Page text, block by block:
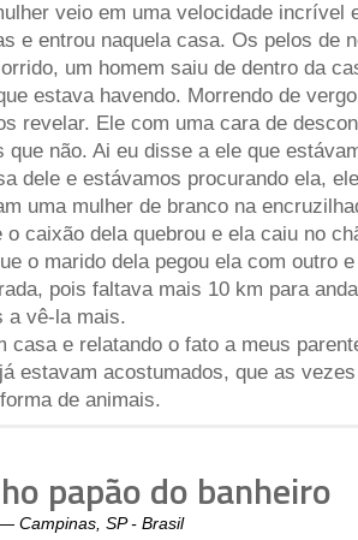
veio em uma velocidade
e entrou naquela casa. Os pelos de
um homem saiu de dentro da
estava havendo. Morrendo de
revelar. Ele com uma cara de
que não. Ai eu disse a ele que
dele e estávamos procurando ela,
uma mulher de branco na
o caixão dela quebrou e ela caiu no
o marido dela pegou ela com outro
pois faltava mais 10 km para
a vê-la mais.
casa e relatando o fato a meus
estavam acostumados, que as
de animais.
papão do banheiro
Campinas, SP - Brasil